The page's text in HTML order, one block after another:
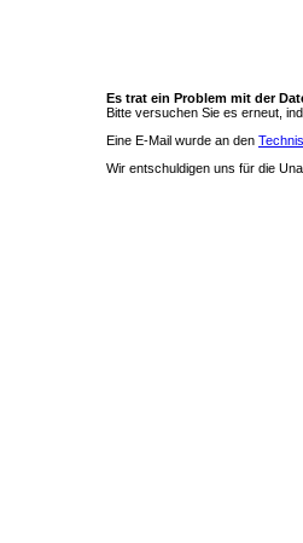
Es trat ein Problem mit der
Bitte versuchen Sie es erneut,
Eine E-Mail wurde an den
Wir entschuldigen uns für die